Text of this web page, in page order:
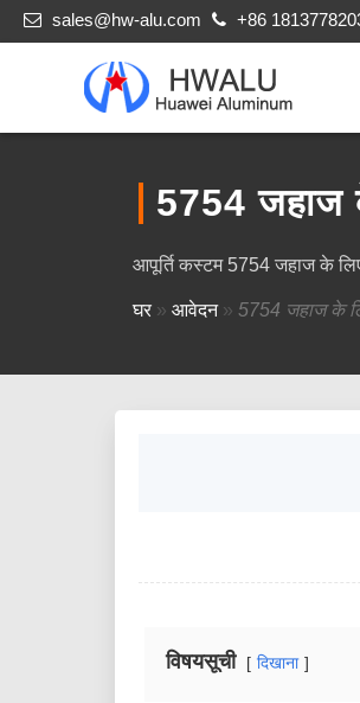
sales@hw-alu.com +86
5754 जहाज
आपूर्ति कस्टम 5754 जहाज के लिए
घर » आवेदन» 5754 जहाज के
विषयसूची दिखाना